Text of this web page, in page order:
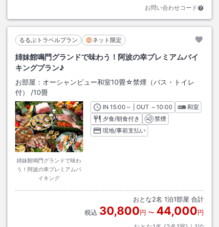
お問い合わせコード
るるぶトラベルプラン ネット限定
姉妹館鳴門グランドで味わう！阿波の幸プレミアムバイ
キングプラン♪
お部屋： オーシャンビュー和室10畳☆禁煙（バス・トイレ
付）
/10畳
姉妹館鳴門グランドで味わ
う！阿波の幸プレミアムバ
イキング
INチェックイン
15:00 ～ | OUT チェックアウト
～10:00
和室
夕食/朝食付き
禁煙
現地/事前支払い
おとな2名 1泊1部屋 合計
税込 30,800円 〜 44,000円